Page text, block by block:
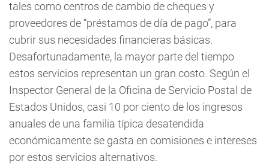
tales como centros de cambio de cheques y
proveedores de “préstamos de día de pago”, para
cubrir sus necesidades financieras básicas.
Desafortunadamente, la mayor parte del tiempo
estos servicios representan un gran costo. Según el
Inspector General de la Oficina de Servicio Postal de
Estados Unidos, casi 10 por ciento de los ingresos
anuales de una familia típica desatendida
económicamente se gasta en comisiones e intereses
por estos servicios alternativos.